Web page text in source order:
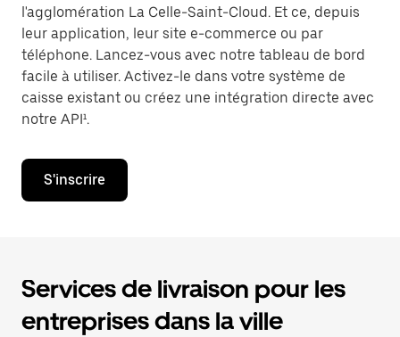
l'agglomération La Celle-Saint-Cloud. Et ce, depuis
leur application, leur site e-commerce ou par
téléphone. Lancez-vous avec notre tableau de bord
facile à utiliser. Activez-le dans votre système de
caisse existant ou créez une intégration directe avec
notre API¹.
S'inscrire
Services de livraison pour les
entreprises dans la ville